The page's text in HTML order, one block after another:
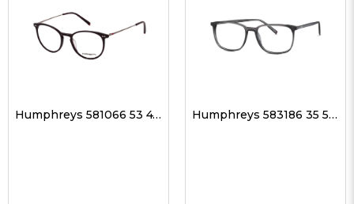
Humphreys 581066 53 47-17 Unisex Optik Gözlükler Humphreys 583186 35 54-17 Erkek Optik Gözlükler